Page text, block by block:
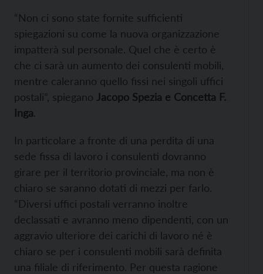
“Non ci sono state fornite sufficienti
spiegazioni su come la nuova organizzazione
impatterà sul personale. Quel che è certo è
che ci sarà un aumento dei consulenti mobili,
mentre caleranno quello fissi nei singoli uffici
postali”, spiegano Jacopo Spezia e Concetta F.
Inga.
In particolare a fronte di una perdita di una
sede fissa di lavoro i consulenti dovranno
girare per il territorio provinciale, ma non è
chiaro se saranno dotati di mezzi per farlo.
“Diversi uffici postali verranno inoltre
declassati e avranno meno dipendenti, con un
aggravio ulteriore dei carichi di lavoro né è
chiaro se per i consulenti mobili sarà definita
una filiale di riferimento. Per questa ragione